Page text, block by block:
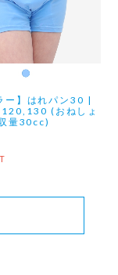
ー】はれパン30 |
(おねしょ
量30cc)